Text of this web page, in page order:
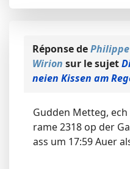
Réponse dePhilippe
Wirion sur le sujet
neien Kissen am
Gudden Metteg, ech
rame 2318 op der
ass um 17:59 Auer